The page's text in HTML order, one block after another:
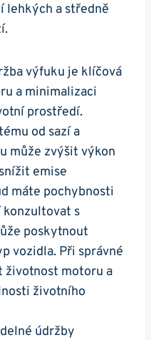
lehkých a středně
výfuku je klíčová
⁤a minimalizaci
prostředí.
od ⁣sazí ‌a
může zvýšit výkon
emise
máte‍ pochybnosti
konzultovat s
poskytnout
vozidla. Při správné‍
životnost motoru ‌a
životního